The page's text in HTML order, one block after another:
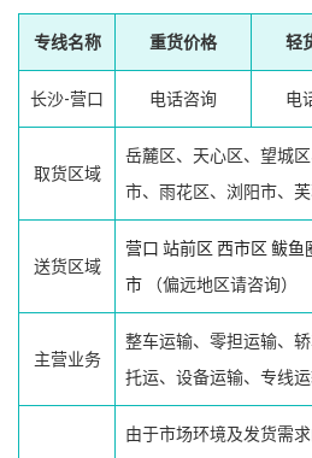
专线名称 重货价格 轻
长沙-营口 电话咨询 电
取货区域
岳麓区、天心区、望城
市、雨花区、浏阳市、芙
送货区域
营口 站前区 西市区 鲅鱼
市 （偏远地区请咨询）
主营业务
整车运输、零担运输、
托运、设备运输、专线
由于市场环境及发货需